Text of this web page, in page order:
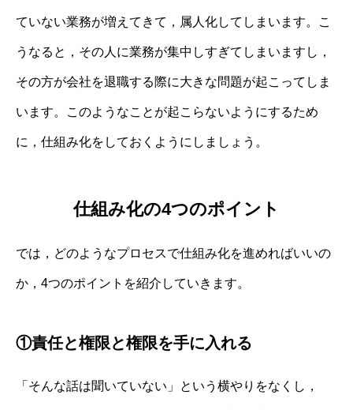
ていない業務が増えてきて，属人化してしまいます。こ
うなると，その人に業務が集中しすぎてしまいますし，
その方が会社を退職する際に大きな問題が起こってしま
います。このようなことが起こらないようにするため
に，仕組み化をしておくようにしましょう。
仕組み化の4つのポイント
では，どのようなプロセスで仕組み化を進めればいいの
か，4つのポイントを紹介していきます。
①責任と権限と権限を手に入れる
「そんな話は聞いていない」という横やりをなくし，